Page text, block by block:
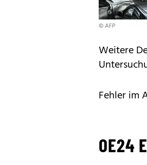
© AFP
Weitere
Fehler im
OE24